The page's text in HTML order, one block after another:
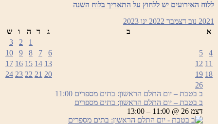
ללוח האירועים יש ללחוץ על התאריך בלוח השנה
2021 נוב דצמבר 2022 ינו 2023
א
ב ג ד ה ו
ש
1
2
3
4
5
6
7
8
9
10
11
12
13
14
15
16
17
18
19
20
21
22
23
24
26
ב בטבת – יום התלם הראשון: בתים מספרים 11:00
ב בטבת – יום התלם הראשון: בתים מספרים
דצמ 26 @ 11:00 – 13:00